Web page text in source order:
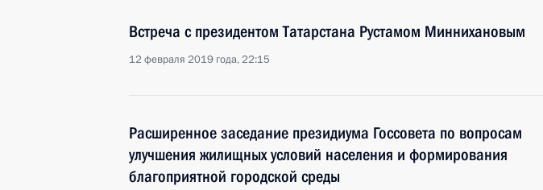
Встреча с президентом Татарстана Рустамом Миннихановым
12 февраля 2019 года, 22:15
Расширенное заседание президиума Госсовета по вопросам
улучшения жилищных условий населения и формирования
благоприятной городской среды